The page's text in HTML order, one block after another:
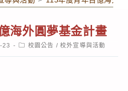
海外圓夢基金計畫
23
Post校園公告 / 校外宣導與活動